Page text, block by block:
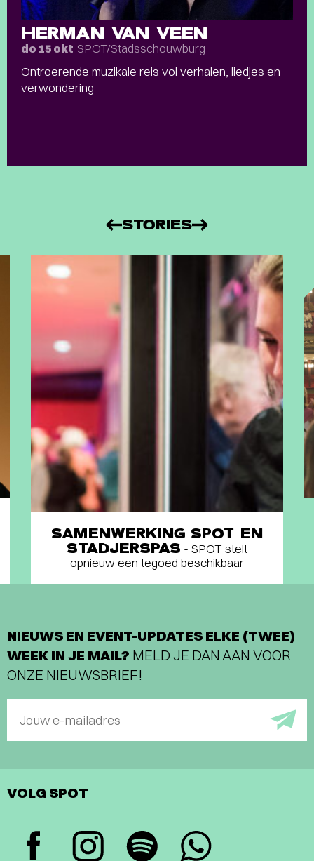
HERMAN VAN VEEN
do 15 okt SPOT/Stadsschouwburg
Ontroerende muzikale reis vol verhalen, liedjes en
verwondering
STORIES
SAMENWERKING SPOT EN
STADJERSPAS - SPOT stelt
opnieuw een tegoed beschikbaar
NIEUWS EN EVENT-UPDATES ELKE (TWEE)
WEEK IN JE MAIL? MELD JE DAN AAN VOOR
ONZE NIEUWSBRIEF!
Jouw e-mailadres
VOLG SPOT